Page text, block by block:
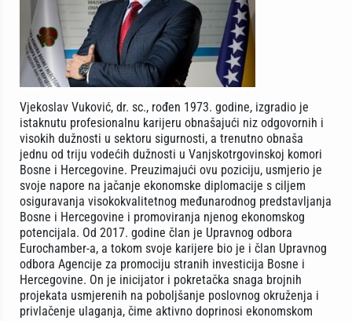
Vjekoslav Vuković, dr. sc., rođen 1973. godine, izgradio je
istaknutu profesionalnu karijeru obnašajući niz odgovornih i
visokih dužnosti u sektoru sigurnosti, a trenutno obnaša
jednu od triju vodećih dužnosti u Vanjskotrgovinskoj komori
Bosne i Hercegovine. Preuzimajući ovu poziciju, usmjerio je
svoje napore na jačanje ekonomske diplomacije s ciljem
osiguravanja visokokvalitetnog međunarodnog predstavljanja
Bosne i Hercegovine i promoviranja njenog ekonomskog
potencijala. Od 2017. godine član je Upravnog odbora
Eurochamber-a, a tokom svoje karijere bio je i član Upravnog
odbora Agencije za promociju stranih investicija Bosne i
Hercegovine. On je inicijator i pokretačka snaga brojnih
projekata usmjerenih na poboljšanje poslovnog okruženja i
privlačenje ulaganja, čime aktivno doprinosi ekonomskom